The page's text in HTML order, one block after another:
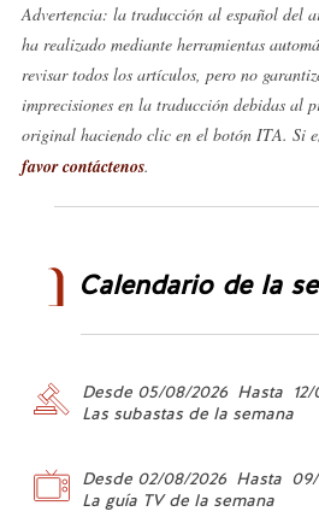
Advertencia: la traducción al español del
ha realizado mediante herramientas
revisar todos los artículos, pero no
imprecisiones en la traducción debidas al
original haciendo clic en el botón ITA. Si
favor contáctenos.
Calendario de la
Desde 05/08/2026 Hasta 12/
Las subastas de la semana
Desde 02/08/2026 Hasta
La guía TV de la semana